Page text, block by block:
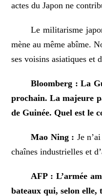
actes du Japon ne
Le militarisme
mène au même abîme.
ses voisins asiatiques et
Bloomberg : La
prochain. La majeure
de Guinée. Quel est le
Mao Ning : Je
chaînes industrielles et
AFP : L’armée
bateaux qui, selon elle,